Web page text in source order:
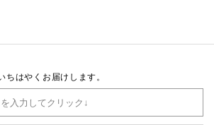
はやくお届けします。